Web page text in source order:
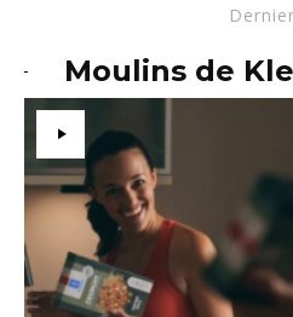
Dernier
Moulins de